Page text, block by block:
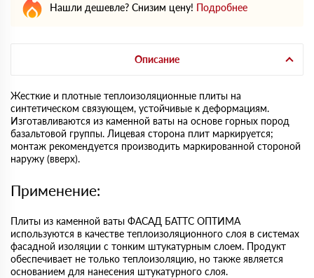
Нашли дешевле? Снизим цену! Подробнее
Описание
Жесткие и плотные теплоизоляционные плиты на
синтетическом связующем, устойчивые к деформациям.
Изготавливаются из каменной ваты на основе горных пород
базальтовой группы. Лицевая сторона плит маркируется;
монтаж рекомендуется производить маркированной стороной
наружу (вверх).
Применение:
Плиты из каменной ваты ФАСАД БАТТС ОПТИМА
используются в качестве теплоизоляционного слоя в системах
фасадной изоляции с тонким штукатурным слоем. Продукт
обеспечивает не только теплоизоляцию, но также является
основанием для нанесения штукатурного слоя.